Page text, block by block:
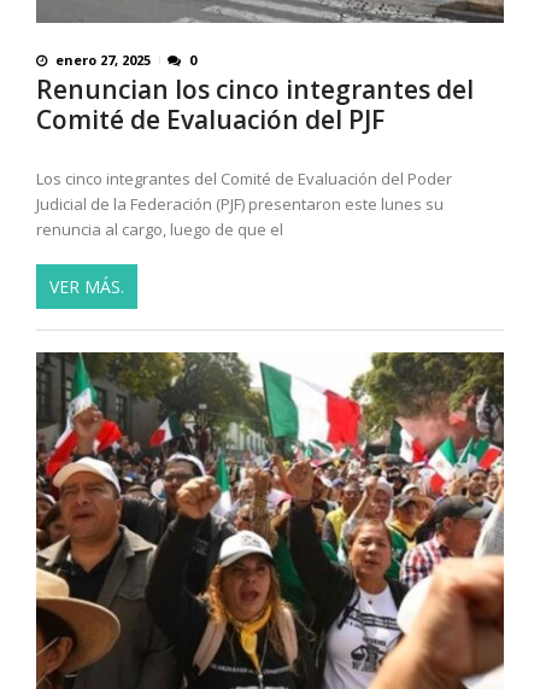
enero 27, 2025 0
Renuncian los cinco integrantes del
Comité de Evaluación del PJF
Los cinco integrantes del Comité de Evaluación del Poder
Judicial de la Federación (PJF) presentaron este lunes su
renuncia al cargo, luego de que el
VER MÁS.